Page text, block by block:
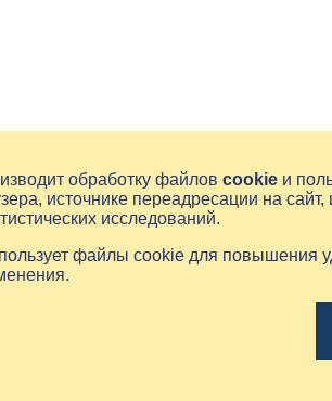
обработку файлов cookie и
источнике переадресации на
исследований.
файлы cookie для